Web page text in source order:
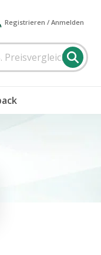
Registrieren / Anmelden